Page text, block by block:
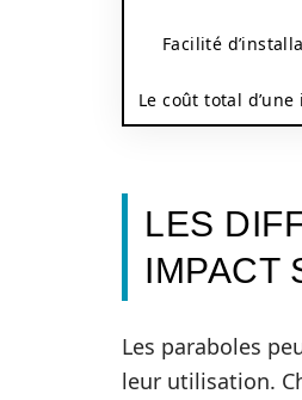
Facilité
Le coût total
LES
IMPACT
Les paraboles
leur utilisation.